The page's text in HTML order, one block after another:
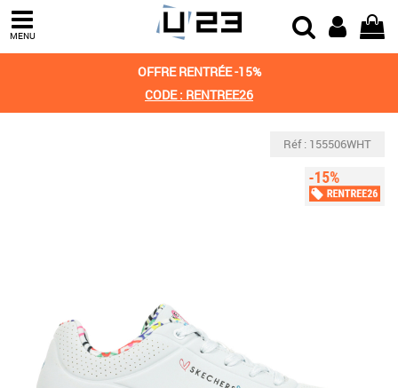
MENU
OFFRE RENTRÉE -15%
CODE : RENTREE26
Réf : 155506WHT